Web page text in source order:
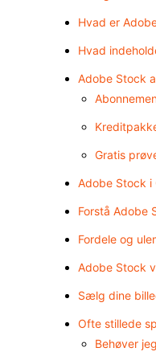
Hvad er
Hvad
Adobe Stock
Gratis
Adobe Stock i
Forstå Adobe
Fordele og
Adobe Stock
Sælg dine
Ofte stillede
Behøver